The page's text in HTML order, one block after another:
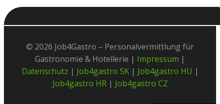
© 2026 Job4Gastro – Personalvermittlung für
Gastronomie & Hotellerie | Impressum |
Datenschutz | Job4gastro SK| Job4gastro HU |
Job4gastro HR| Job4gastro CZ